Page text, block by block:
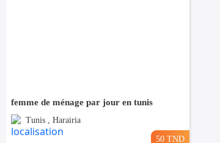
femme de ménage par jour en tunis
Tunis , Harairia
50 TND